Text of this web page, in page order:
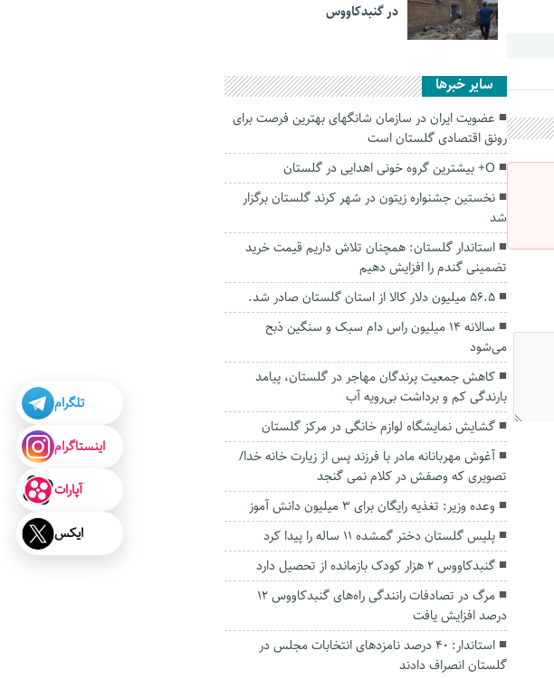
در گنبدکاووس
سایر خبرها
عضویت ایران در سازمان شانگهای بهترین فرصت برای
رونق اقتصادی گلستان است
O+ بیشترین گروه خونی اهدایی در گلستان
نخستین جشنواره زیتون در شهر کرند گلستان برگزار
شد
استاندار گلستان: همچنان تلاش داریم قیمت خرید
تضمینی گندم را افزایش دهیم
56.5 میلیون دلار کالا از استان گلستان صادر شد.
سالانه ۱۴ میلیون راس دام سبک و سنگین ذبح
می‌شود
کاهش جمعیت پرندگان مهاجر در گلستان، پیامد
بارندگی‌ کم و برداشت بی‌رویه آب
گشایش نمایشگاه لوازم خانگی در مرکز گلستان
آغوش مهربانانه مادر با فرزند پس از زیارت خانه خدا/
تصویری که وصفش در کلام نمی گنجد
وعده وزیر: تغذیه رایگان برای ۳ میلیون دانش آموز
پلیس گلستان دختر گمشده ۱۱ ساله را پیدا کرد
گنبدکاووس ۲ هزار کودک بازمانده از تحصیل دارد
مرگ در تصادفات رانندگی راه‌های گنبدکاووس ۱۲
درصد افزایش یافت
استاندار: ۴۰ درصد نامزدهای انتخابات مجلس در
گلستان انصراف دادند
تلگرام
اینستاگرام
آپارات
ایکس